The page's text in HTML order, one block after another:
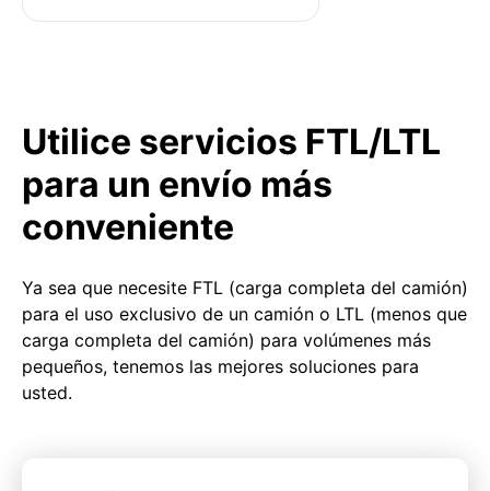
Utilice servicios FTL/LTL
para un envío más
conveniente
Ya sea que necesite FTL (carga completa del camión)
para el uso exclusivo de un camión o LTL (menos que
carga completa del camión) para volúmenes más
pequeños, tenemos las mejores soluciones para
usted.